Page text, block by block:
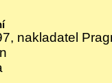
nakladatel